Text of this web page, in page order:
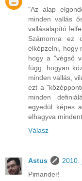
"Az alap
minden vallás
vallásalapító
Számomra ez
elképzelni, hogy
hogy a "végső
függ, hogyan
minden vallás,
ezt a
minden
egyedül képes
elhagyva
Válasz
Astus
2010.
Pimander!